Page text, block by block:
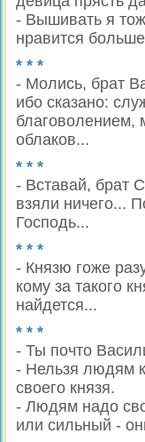
- Вышивать я
нравится
* * *
- Молись, брат
ибо сказано:
благоволением,
облаков...
* * *
- Вставай, брат
взяли ничего...
Господь...
* * *
- Князю гоже
кому за такого
найдется...
* * *
- Ты почто
- Нельзя людям
своего князя.
- Людям надо
или сильный -